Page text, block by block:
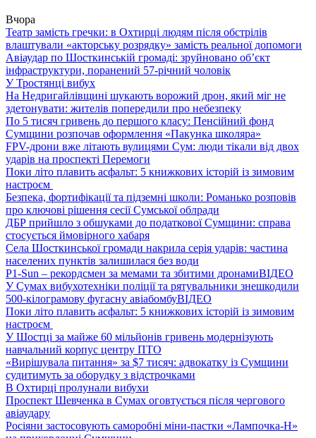
Вчора
Театр замість гречки: в Охтирці людям після обстрілів
влаштували «акторську розрядку» замість реальної допомоги
Авіаудар по Шосткинській громаді: зруйновано об’єкт
інфраструктури, поранений 57-річний чоловік
У Тростянці вибух
На Недригайлівщині шукають ворожий дрон, який міг не
здетонувати: жителів попередили про небезпеку
По 5 тисяч гривень до першого класу: Пенсійний фонд
Сумщини розпочав оформлення «Пакунка школяра»
FPV-дрони вже літають вулицями Сум: люди тікали від двох
ударів на проспекті Перемоги
Поки літо плавить асфальт: 5 книжкових історій із зимовим
настроєм
Безпека, фортифікації та підземні школи: Романько розповів
про ключові рішення сесії Сумської облради
ДБР прийшло з обшуками до податкової Сумщини: справа
стосується ймовірного хабаря
Села Шосткинської громади накрила серія ударів: частина
населених пунктів залишилася без води
P1-Sun – рекордсмен за мемами та збитими дронамиВІДЕО
У Сумах вибухотехніки поліції та рятувальники знешкодили
500-кілограмову фугасну авіабомбуВІДЕО
Поки літо плавить асфальт: 5 книжкових історій із зимовим
настроєм
У Шостці за майже 60 мільйонів гривень модернізують
навчальний корпус центру ПТО
«Вирішувала питання» за $7 тисяч: адвокатку із Сумщини
судитимуть за оборудку з відстрочками
В Охтирці пролунали вибухи
Проспект Шевченка в Сумах оговтується після чергового
авіаудару
Росіяни застосовують саморобні міни-пастки «Лампочка-Н»